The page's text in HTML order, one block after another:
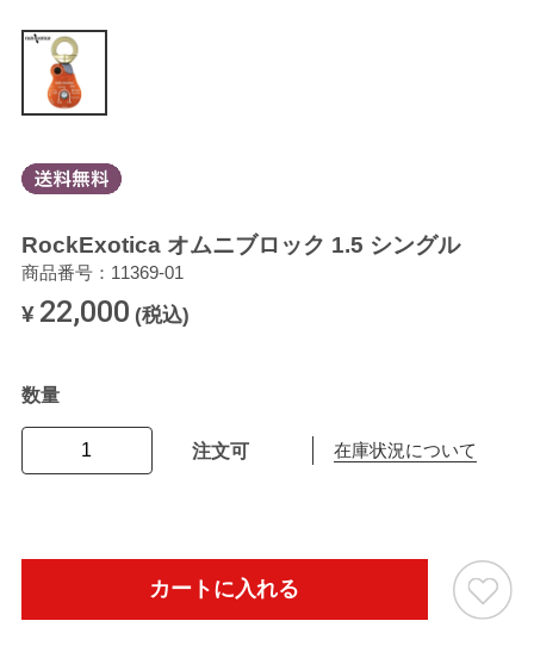
RockExotica オムニブロック 1.5 シングル
商品番号：11369-01
¥ 22,000 (税込)
数量
注文可 在庫状況について
カートに入れる